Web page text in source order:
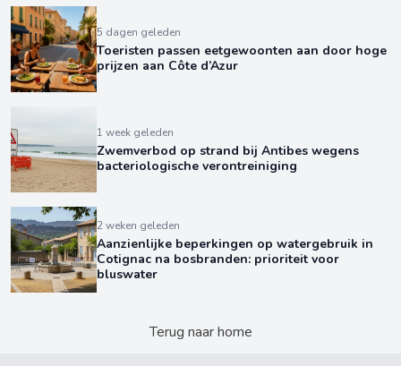
5 dagen geleden
Toeristen passen eetgewoonten aan door hoge
prijzen aan Côte d’Azur
1 week geleden
Zwemverbod op strand bij Antibes wegens
bacteriologische verontreiniging
2 weken geleden
Aanzienlijke beperkingen op watergebruik in
Cotignac na bosbranden: prioriteit voor
bluswater
Terug naar home